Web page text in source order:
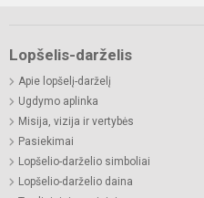
Lopšelis-darželis
Apie lopšelį-darželį
Ugdymo aplinka
Misija, vizija ir vertybės
Pasiekimai
Lopšelio-darželio simboliai
Lopšelio-darželio daina